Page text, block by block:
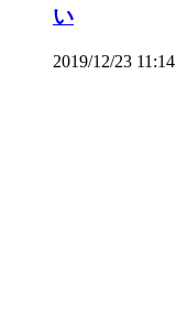
い
2019/12/23 11:14